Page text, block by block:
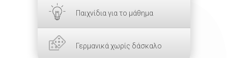
Παιχνίδια για το μάθημα
Γερμανικά χωρίς δάσκαλο